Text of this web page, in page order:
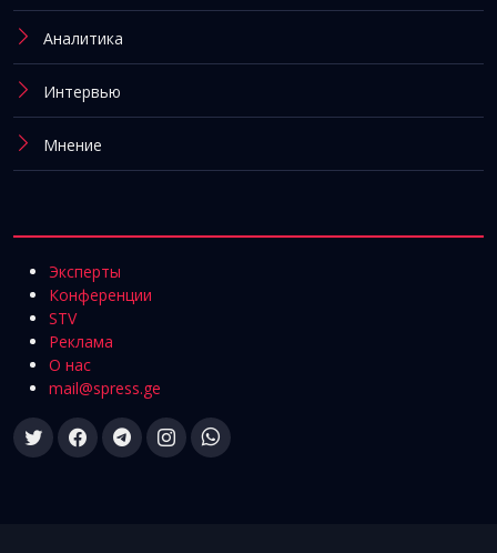
Аналитика
Интервью
Мнение
Эксперты
Конференции
STV
Реклама
О нас
mail@spress.ge